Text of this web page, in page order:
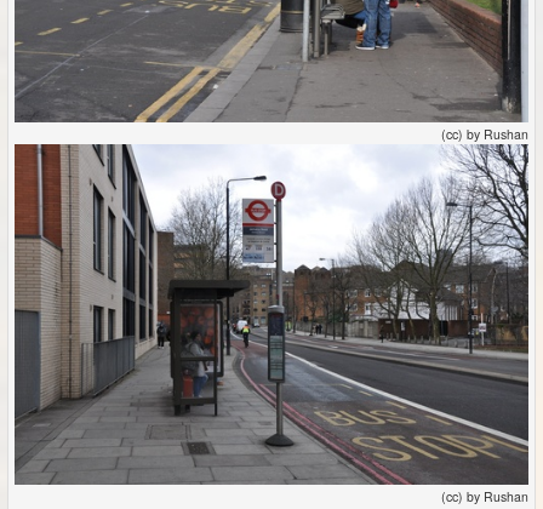
(cc) by Rushan
(cc) by Rushan